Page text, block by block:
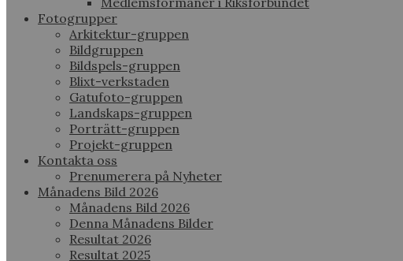
Fotogrupper
Arkitektur-gruppen
Bildgruppen
Bildspels-gruppen
Blixt-verkstaden
Gatufoto-gruppen
Landskaps-gruppen
Porträtt-gruppen
Projekt-gruppen
Kontakta oss
Prenumerera på Nyheter
Månadens Bild 2026
Månadens Bild 2026
Denna Månadens Bilder
Resultat 2026
Resultat 2025